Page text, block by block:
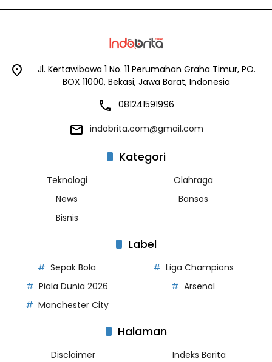
Jl. Kertawibawa 1 No. 11 Perumahan Graha Timur, PO.
BOX 11000, Bekasi, Jawa Barat, Indonesia
081241591996
indobrita.com@gmail.com
Kategori
Teknologi
Olahraga
News
Bansos
Bisnis
Label
Sepak Bola
Liga Champions
Piala Dunia 2026
Arsenal
Manchester City
Halaman
Disclaimer
Indeks Berita